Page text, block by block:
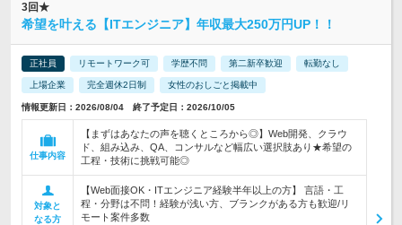
3回★
希望を叶える【ITエンジニア】年収最大250万円UP！！
正社員 リモートワーク可 学歴不問 第二新卒歓迎 転勤なし
上場企業 完全週休2日制 女性のおしごと掲載中
情報更新日：2026/08/04 終了予定日：2026/10/05
仕事内容
【まずはあなたの声を聴くところから◎】Web開発、クラウ
ド、組み込み、QA、コンサルなど幅広い選択肢あり★希望の
工程・技術に挑戦可能◎
対象と
なる方
【Web面接OK・ITエンジニア経験半年以上の方】 言語・工
程・分野は不問！経験が浅い方、ブランクがある方も歓迎/リ
モート案件多数